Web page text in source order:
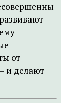
от
и делают